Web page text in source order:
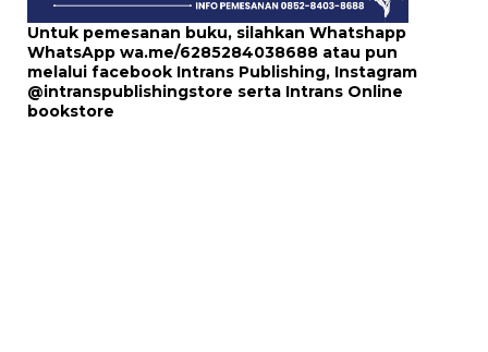
Untuk pemesanan buku, silahkan Whatshapp
WhatsApp wa.me/6285284038688 atau pun
melalui facebook Intrans Publishing, Instagram
@intranspublishingstore serta Intrans Online
bookstore